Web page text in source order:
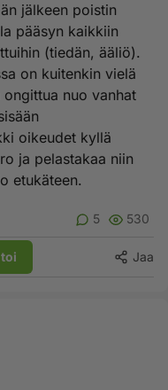
jälkeen poistin
pääsyn kaikkiin
(tiedän, ääliö).
on kuitenkin vielä
nuo vanhat
oikeudet kyllä
ja pelastakaa niin
etukäteen.
5 530
Jaa